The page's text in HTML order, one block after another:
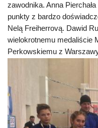
zawodnika. Anna
punkty z bardzo
Nelą Freiherrovą. Dawid
wielokrotnemu medaliście
Perkowskiemu z